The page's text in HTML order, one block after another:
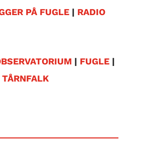
PÅ FUGLE| RADIO
| FUGLE|
TÅRNFALK